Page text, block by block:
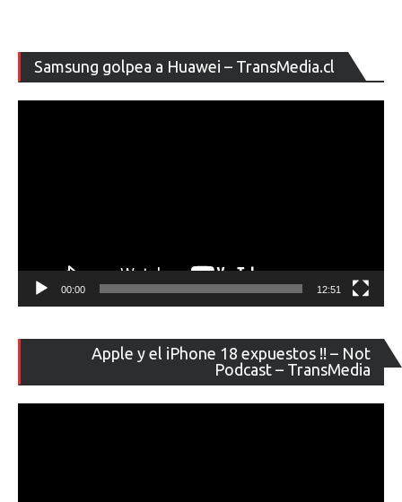
Samsung golpea a Huawei – TransMedia.cl
de
00:00 12:51
Apple y el iPhone 18 expuestos !! – Not
Podcast – TransMedia
de